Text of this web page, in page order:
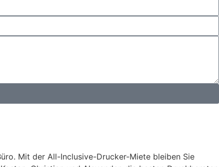
Mit der All-Inclusive-Drucker-Miete bleiben Sie